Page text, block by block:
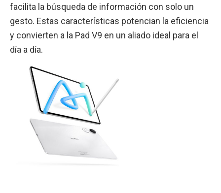
facilita la búsqueda de información con solo un
gesto. Estas características potencian la eficiencia
y convierten a la Pad V9 en un aliado ideal para el
día a día.